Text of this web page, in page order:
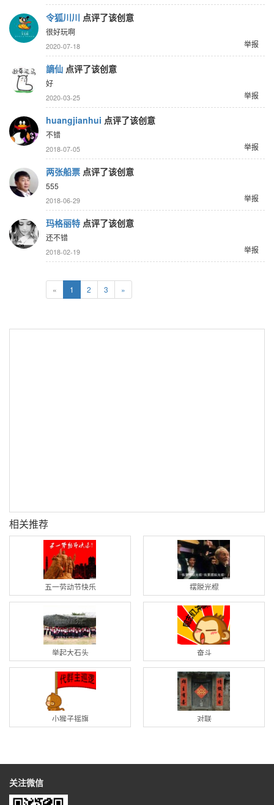
令狐川川 点评了该创意
很好玩啊
举报
2020-07-18
謫仙 点评了该创意
好
举报
2020-03-25
huangjianhui 点评了该创意
不错
举报
2018-07-05
两张船票 点评了该创意
555
举报
2018-06-29
玛格丽特 点评了该创意
还不错
举报
2018-02-19
« 1 2 3 »
相关推荐
五一劳动节快乐 摆脱光棍
举起大石头 奋斗
小猴子摇旗 对联
关注微信